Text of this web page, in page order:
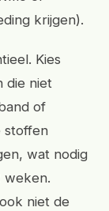
krijgen).
Kies
die niet
of
stoffen
wat nodig
weken.
niet de